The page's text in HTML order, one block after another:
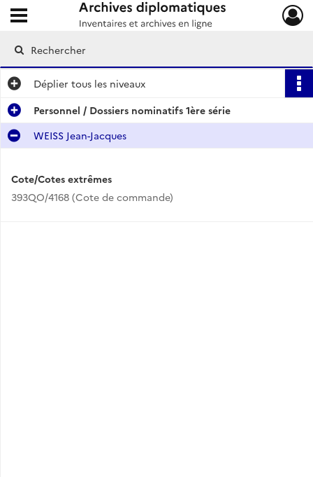
Archives diplomatiques
Ouvrir le menu déroulant
Déplier tous les niveaux
Personnel / Dossiers nominatifs 1ère série
WEISS Jean-Jacques
Cote/Cotes extrêmes
393QO/4168 (Cote de commande)